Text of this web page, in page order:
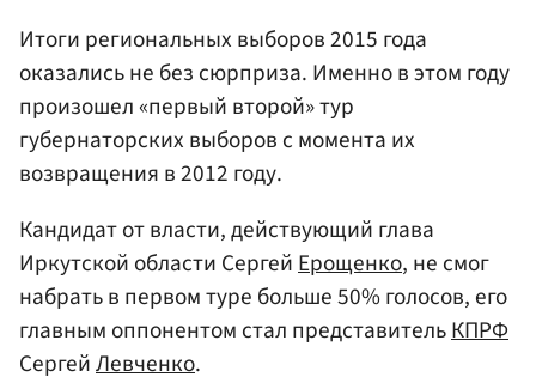
Итоги региональных выборов 2015 года
оказались не без сюрприза. Именно в этом году
произошел «первый второй» тур
губернаторских выборов с момента их
возвращения в 2012 году.
Кандидат от власти, действующий глава
Иркутской области СергейЕрощенко, не смог
набрать в первом туре больше 50% голосов, его
главным оппонентом стал представительКПРФ
СергейЛевченко.